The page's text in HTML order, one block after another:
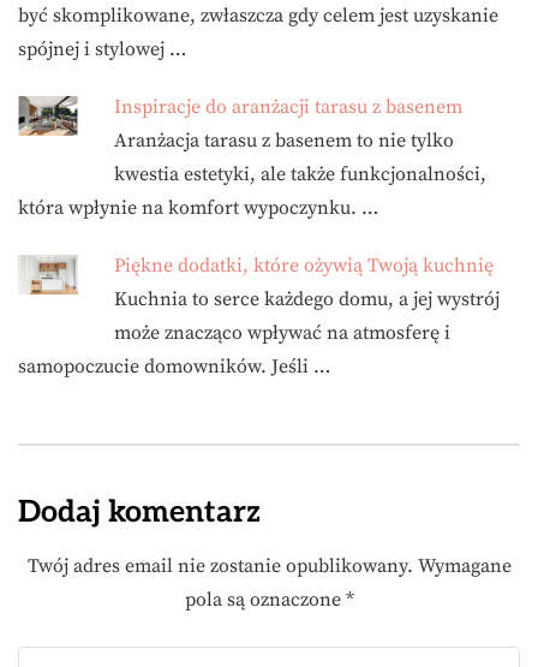
być skomplikowane, zwłaszcza gdy celem jest uzyskanie
spójnej i stylowej …
Inspiracje do aranżacji tarasu z basenem
Aranżacja tarasu z basenem to nie tylko
kwestia estetyki, ale także funkcjonalności,
która wpłynie na komfort wypoczynku. …
Piękne dodatki, które ożywią Twoją kuchnię
Kuchnia to serce każdego domu, a jej wystrój
może znacząco wpływać na atmosferę i
samopoczucie domowników. Jeśli …
Dodaj komentarz
Twój adres email nie zostanie opublikowany. Wymagane
pola są oznaczone *